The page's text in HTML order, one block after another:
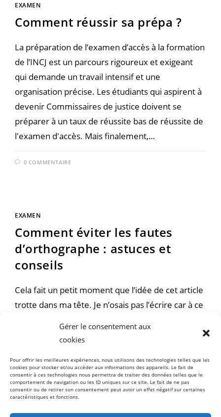
Gérer le consentement aux
cookies
Pour offrir les meilleures expériences, nous utilisons des technologies telles que les
cookies pour stocker et/ou accéder aux informations des appareils. Le fait de
consentir à ces technologies nous permettra de traiter des données telles que le
comportement de navigation ou les ID uniques sur ce site. Le fait de ne pas
consentir ou de retirer son consentement peut avoir un effet négatif sur certaines
caractéristiques et fonctions.
EXAMEN
Comment réussir sa prépa ?
La préparation de l’examen d’accès à la formation
de l’INCJ est un parcours rigoureux et exigeant
qui demande un travail intensif et une
organisation précise. Les étudiants qui aspirent à
devenir Commissaires de justice doivent se
préparer à un taux de réussite bas de réussite de
l'examen d'accès. Mais finalement,…
0 COMMENTAIRE
EXAMEN
Comment éviter les fautes
d’orthographe : astuces et
conseils
Cela fait un petit moment que l’idée de cet article
trotte dans ma tête. Je n’osais pas l’écrire car à ce
font des fautes d’orthographes se font rares, et
fautes d'orthographe. Mais…
2 COMMENTAIRES